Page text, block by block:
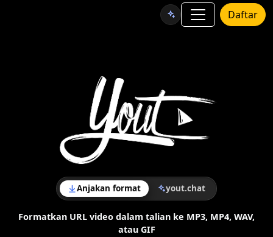
Daftar
Anjakan format yout.chat
Formatkan URL video dalam talian ke MP3, MP4, WAV,
atau GIF